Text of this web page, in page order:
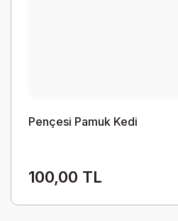
Pençesi Pamuk Kedi
100,00 TL